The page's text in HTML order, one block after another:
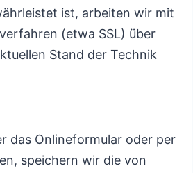
ist, arbeiten wir mit
(etwa SSL) über
Stand der Technik
das Onlineformular oder per
speichern wir die von